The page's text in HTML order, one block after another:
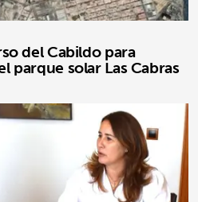
del Cabildo para
parque solar Las Cabras